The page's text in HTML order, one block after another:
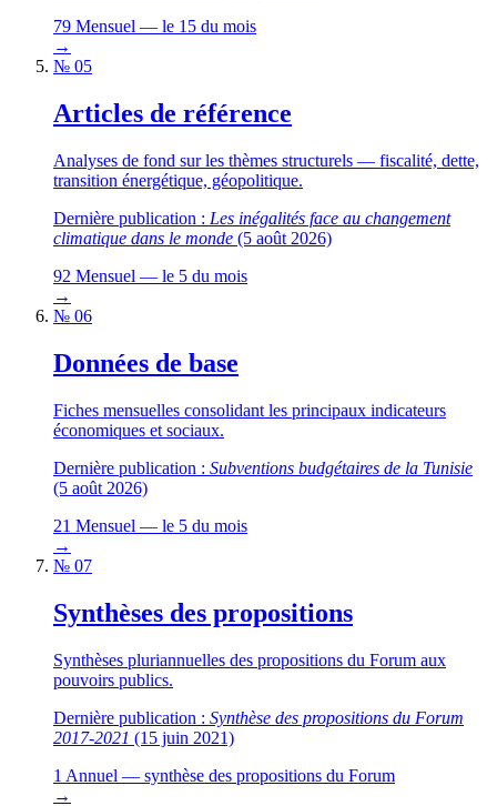
79 Mensuel — le 15 du mois
→
№ 05
Articles de référence
Analyses de fond sur les thèmes structurels — fiscalité, dette,
transition énergétique, géopolitique.
Dernière publication : Les inégalités face au changement
climatique dans le monde (5 août 2026)
92 Mensuel — le 5 du mois
→
№ 06
Données de base
Fiches mensuelles consolidant les principaux indicateurs
économiques et sociaux.
Dernière publication : Subventions budgétaires de la Tunisie
(5 août 2026)
21 Mensuel — le 5 du mois
→
№ 07
Synthèses des propositions
Synthèses pluriannuelles des propositions du Forum aux
pouvoirs publics.
Dernière publication : Synthèse des propositions du Forum
2017-2021 (15 juin 2021)
1 Annuel — synthèse des propositions du Forum
→